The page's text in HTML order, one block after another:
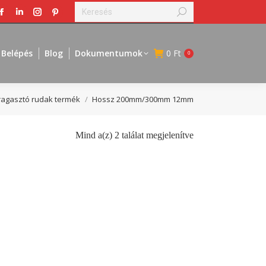
Facebook
opens
window
Linkedin
opens
window
Instagram
opens
window
Pinterest
opens
window
Search:
Belépés Blog Dokumentumok 0 Ft 0
rudak termék Hossz 200mm/300mm 12mm
Mind a(z) 2 találat megjelenítve